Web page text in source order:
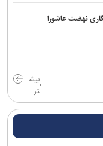
خزر
است
ایمان و ایستادگی ملت
نهضت عاشورا
بیش
تر